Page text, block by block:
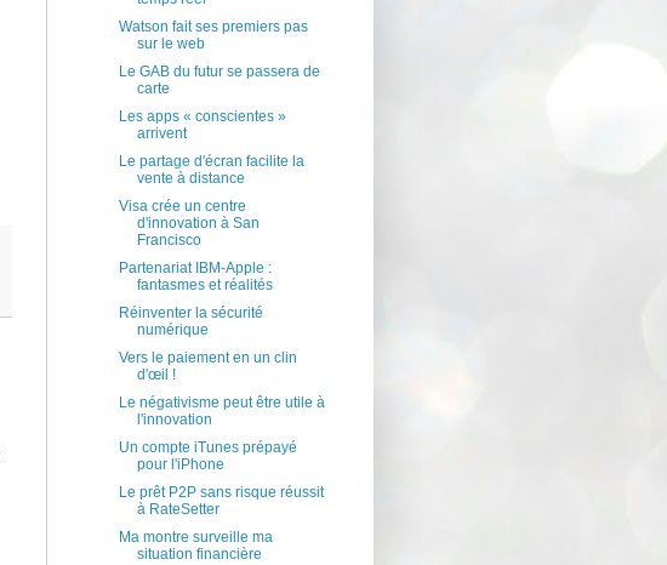
Watson fait ses premiers pas
sur le web
Le GAB du futur se passera de
carte
Les apps « conscientes »
arrivent
Le partage d'écran facilite la
vente à distance
Visa crée un centre
d'innovation à San
Francisco
Partenariat IBM-Apple :
fantasmes et réalités
Réinventer la sécurité
numérique
Vers le paiement en un clin
d'œil !
Le négativisme peut être utile à
l'innovation
Un compte iTunes prépayé
pour l'iPhone
Le prêt P2P sans risque réussit
à RateSetter
Ma montre surveille ma
situation financière